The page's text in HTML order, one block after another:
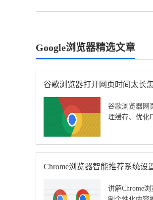
Google浏览器精选文章
谷歌浏览器打开网页时间太长
谷歌浏览器网
理缓存、优化
Chrome浏览器智能推荐系统设
讲解Chrome